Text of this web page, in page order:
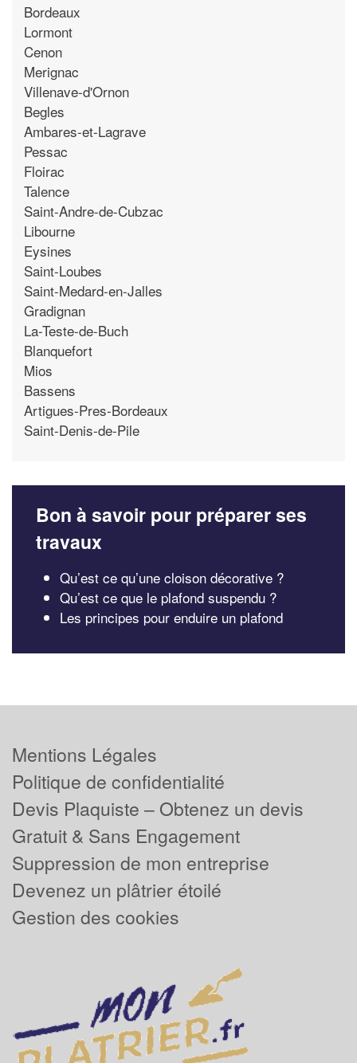
Bordeaux
Lormont
Cenon
Merignac
Villenave-d'Ornon
Begles
Ambares-et-Lagrave
Pessac
Floirac
Talence
Saint-Andre-de-Cubzac
Libourne
Eysines
Saint-Loubes
Saint-Medard-en-Jalles
Gradignan
La-Teste-de-Buch
Blanquefort
Mios
Bassens
Artigues-Pres-Bordeaux
Saint-Denis-de-Pile
Bon à savoir pour préparer ses
travaux
Qu’est ce qu’une cloison décorative ?
Qu’est ce que le plafond suspendu ?
Les principes pour enduire un plafond
Mentions Légales
Politique de confidentialité
Devis Plaquiste – Obtenez un devis
Gratuit & Sans Engagement
Suppression de mon entreprise
Devenez un plâtrier étoilé
Gestion des cookies